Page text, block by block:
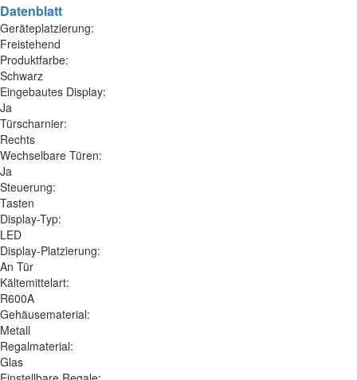
Datenblatt
Geräteplatzierung:
Freistehend
Produktfarbe:
Schwarz
Eingebautes Display:
Ja
Türscharnier:
Rechts
Wechselbare Türen:
Ja
Steuerung:
Tasten
Display-Typ:
LED
Display-Platzierung:
An Tür
Kältemittelart:
R600A
Gehäusematerial:
Metall
Regalmaterial:
Glas